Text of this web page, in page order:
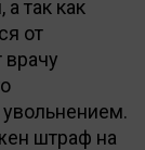
так как
от
врачу
штраф на